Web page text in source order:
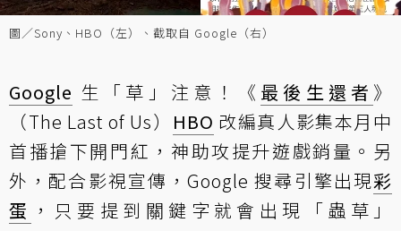
圖／Sony、HBO（左）、截取自 Google（右）
Google 生「草」注意！《 最後生還者 》
（The Last of Us） HBO 改編真人影集本月中
首播搶下開門紅，神助攻提升遊戲銷量。另
外，配合影視宣傳，Google 搜尋引擎出現彩
蛋 ，只要提到關鍵字就會出現「蟲草」